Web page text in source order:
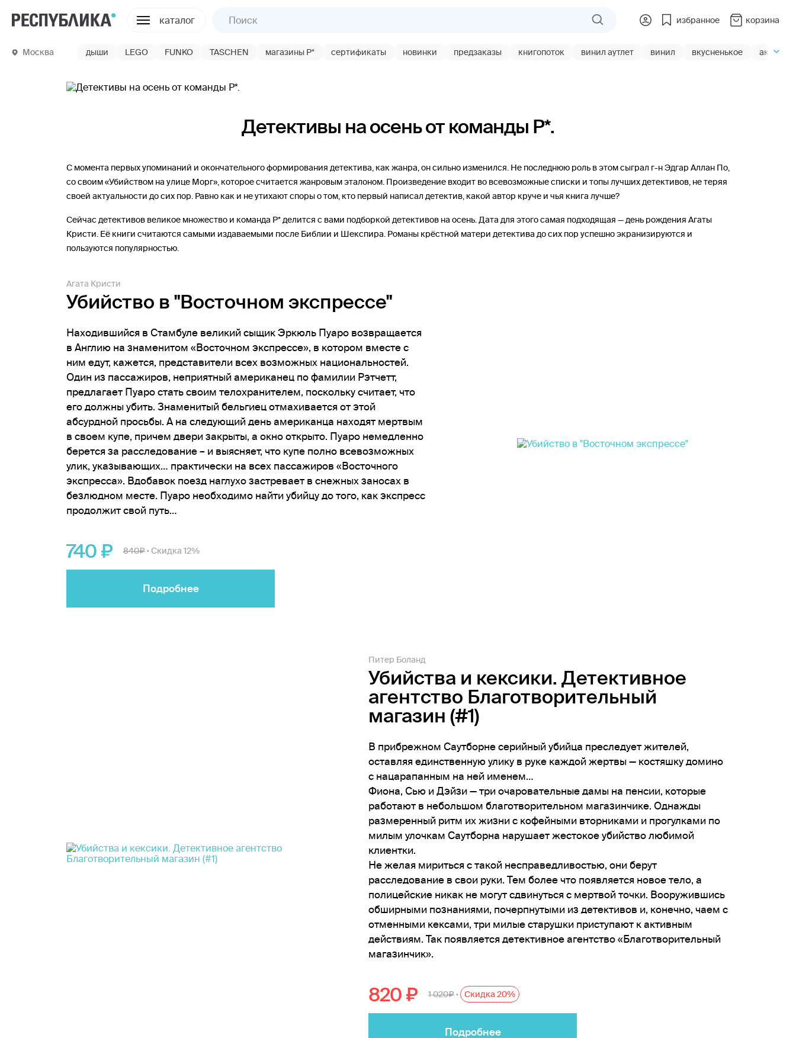
каталог избранное корзина
Москва дыши LEGO FUNKO TASCHEN магазины Р* сертификаты новинки предзаказы книгопоток винил аутлет винил вкусненькое акции
Детективы на осень от команды Р*.
С момента первых упоминаний и окончательного формирования детектива, как жанра, он сильно изменился. Не последнюю роль в этом сыграл г-н Эдгар Аллан По,
со своим «Убийством на улице Морг», которое считается жанровым эталоном. Произведение входит во всевозможные списки и топы лучших детективов, не теряя
своей актуальности до сих пор. Равно как и не утихают споры о том, кто первый написал детектив, какой автор круче и чья книга лучше?
Сейчас детективов великое множество и команда Р* делится с вами подборкой детективов на осень. Дата для этого самая подходящая — день рождения Агаты
Кристи. Её книги считаются самыми издаваемыми после Библии и Шекспира. Романы крёстной матери детектива до сих пор успешно экранизируются и
пользуются популярностью.
Агата Кристи
Убийство в "Восточном экспрессе"
Находившийся в Стамбуле великий сыщик Эркюль Пуаро возвращается
в Англию на знаменитом «Восточном экспрессе», в котором вместе с
ним едут, кажется, представители всех возможных национальностей.
Один из пассажиров, неприятный американец по фамилии Рэтчетт,
предлагает Пуаро стать своим телохранителем, поскольку считает, что
его должны убить. Знаменитый бельгиец отмахивается от этой
абсурдной просьбы. А на следующий день американца находят мертвым
в своем купе, причем двери закрыты, а окно открыто. Пуаро немедленно
берется за расследование – и выясняет, что купе полно всевозможных
улик, указывающих… практически на всех пассажиров «Восточного
экспресса». Вдобавок поезд наглухо застревает в снежных заносах в
безлюдном месте. Пуаро необходимо найти убийцу до того, как экспресс
продолжит свой путь…
740 840 • Скидка 12%
Подробнее
Питер Боланд
Убийства и кексики. Детективное
агентство Благотворительный
магазин (#1)
В прибрежном Саутборне серийный убийца преследует жителей,
оставляя единственную улику в руке каждой жертвы — костяшку домино
с нацарапанным на ней именем…
Фиона, Сью и Дэйзи — три очаровательные дамы на пенсии, которые
работают в небольшом благотворительном магазинчике. Однажды
размеренный ритм их жизни с кофейными вторниками и прогулками по
милым улочкам Саутборна нарушает жестокое убийство любимой
клиентки.
Не желая мириться с такой несправедливостью, они берут
расследование в свои руки. Тем более что появляется новое тело, а
полицейские никак не могут сдвинуться с мертвой точки. Вооружившись
обширными познаниями, почерпнутыми из детективов и, конечно, чаем с
отменными кексами, три милые старушки приступают к активным
действиям. Так появляется детективное агентство «Благотворительный
магазинчик».
820 1 020 • Скидка 20%
Подробнее